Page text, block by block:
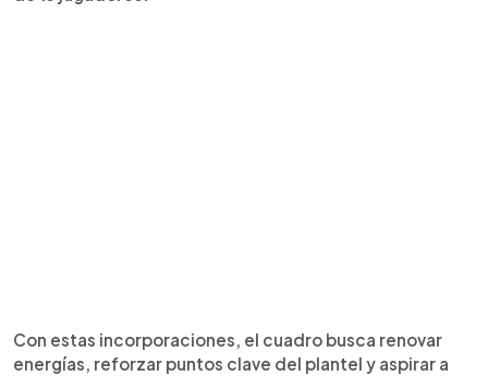
Con estas incorporaciones, el cuadro busca renovar
energías, reforzar puntos clave del plantel y aspirar a